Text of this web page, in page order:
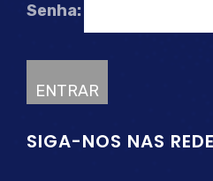
Senha:
SIGA-NOS NAS